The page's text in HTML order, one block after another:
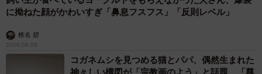
に拗ねた顔がかわいすぎ「鼻息フスフス」「反則レベル」
椎名 碧
2026.08.06
コガネムシを見つめる猫とパパ、偶然生まれた
神々しい構図が「宗教画のよう」と話題 「尊